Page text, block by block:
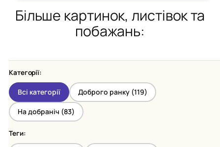
Більше картинок, листівок та
побажань:
Категорії:
Всі категорії Доброго ранку (119)
На добраніч (83)
Теги: